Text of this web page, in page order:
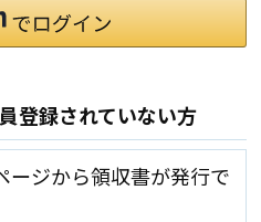
登録されていない方
ジから領収書が発行で